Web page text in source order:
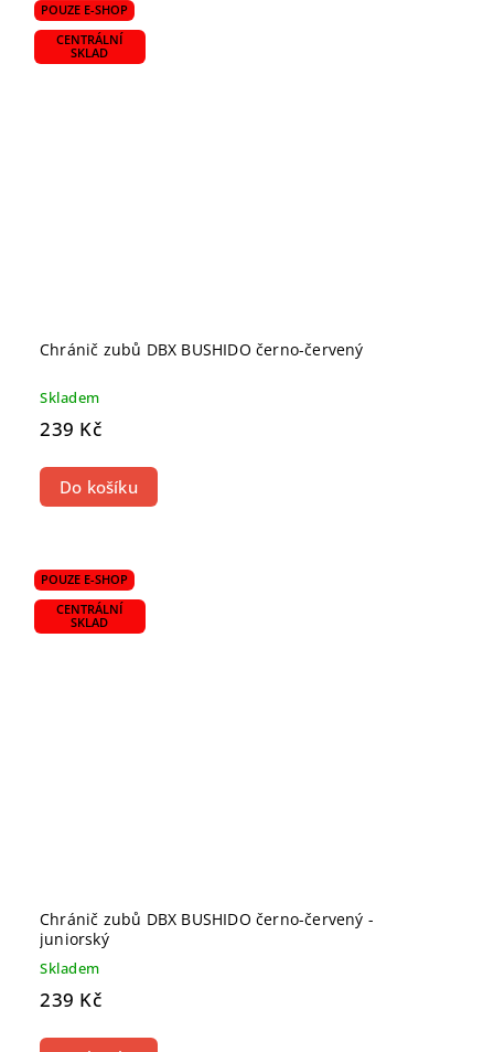
POUZE E-SHOP
CENTRÁLNÍ
SKLAD
Chránič zubů DBX BUSHIDO černo-červený
Skladem
239 Kč
Do košíku
POUZE E-SHOP
CENTRÁLNÍ
SKLAD
Chránič zubů DBX BUSHIDO černo-červený -
juniorský
Skladem
239 Kč